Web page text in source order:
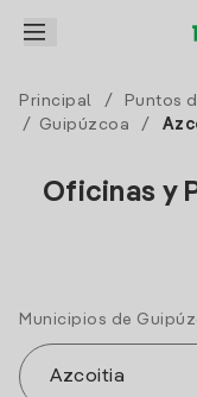
Principal /
Puntos
/
Guipúzcoa /
Oficinas y
Municipios de